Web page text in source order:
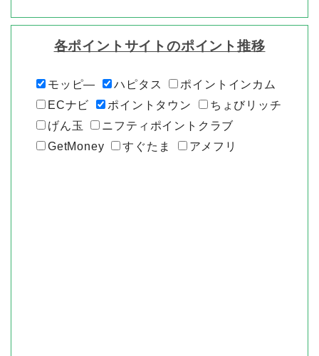
各ポイントサイトのポイント推移
モッピ― ハピタス
ポイントインカム
ECナビ
ポイントタウン
ちょびリッチ
げん玉
ニフティポイントクラブ
GetMoney
すぐたま アメフリ